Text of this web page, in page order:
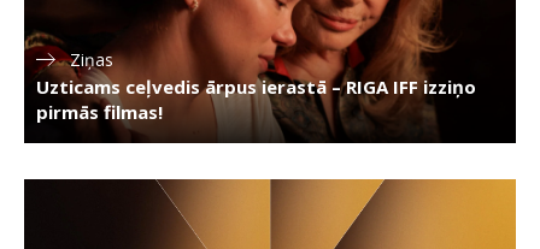
Ziņas
Uzticams ceļvedis ārpus ierastā – RIGA IFF izziņo
pirmās filmas!